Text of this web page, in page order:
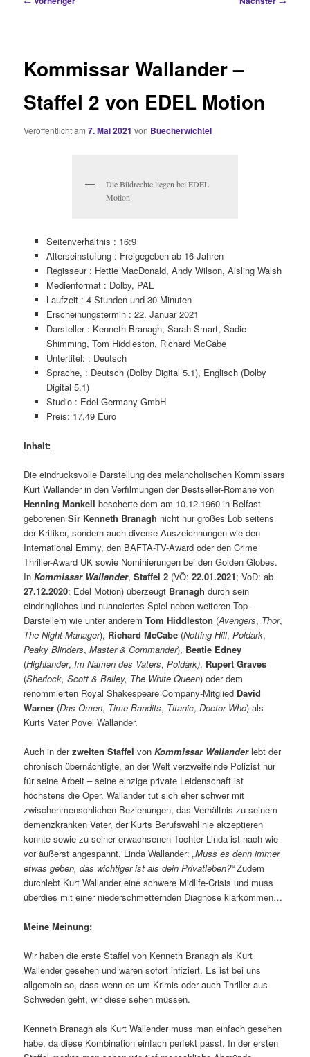
Kommissar Wallander –
Staffel 2 von EDEL Motion
Veröffentlicht am7. Mai 2021 von Buecherwichtel
Die Bildrechte liegen bei EDEL
Motion
Seitenverhältnis : 16:9
Alterseinstufung : Freigegeben ab 16 Jahren
Regisseur : Hettie MacDonald, Andy Wilson, Aisling Walsh
Medienformat : Dolby, PAL
Laufzeit : 4 Stunden und 30 Minuten
Erscheinungstermin : 22. Januar 2021
Darsteller : Kenneth Branagh, Sarah Smart, Sadie
Shimming, Tom Hiddleston, Richard McCabe
Untertitel: : Deutsch
Sprache, : Deutsch (Dolby Digital 5.1), Englisch (Dolby
Digital 5.1)
Studio : Edel Germany GmbH
Preis: 17,49 Euro
Inhalt:
Die eindrucksvolle Darstellung des melancholischen Kommissars
Kurt Wallander in den Verfilmungen der Bestseller-Romane von
Henning Mankell bescherte dem am 10.12.1960 in Belfast
geborenenSir Kenneth Branagh nicht nur großes Lob seitens
der Kritiker, sondern auch diverse Auszeichnungen wie den
International Emmy, den BAFTA-TV-Award oder den Crime
Thriller-Award UK sowie Nominierungen bei den Golden Globes.
InKommissar Wallander,Staffel 2 (VÖ:22.01.2021; VoD: ab
27.12.2020; Edel Motion) überzeugt Branaghdurch sein
eindringliches und nuanciertes Spiel neben weiteren Top-
Darstellern wie unter anderemTom Hiddleston (Avengers, Thor,
The Night Manager), Richard McCabe (Notting Hill,Poldark,
Peaky Blinders,Master & Commander), Beatie Edney
(Highlander, Im Namen des Vaters,Poldark), Rupert Graves
(Sherlock, Scott & Bailey, The White Queen) oder dem
renommierten Royal Shakespeare Company-Mitglied David
Warner (Das Omen, Time Bandits, Titanic,Doctor Who) als
Kurts Vater Povel Wallander.
Auch in derzweiten Staffel vonKommissar Wallanderlebt der
chronisch übernächtigte, an der Welt verzweifelnde Polizist nur
für seine Arbeit – seine einzige private Leidenschaft ist
höchstens die Oper. Wallander tut sich eher schwer mit
zwischenmenschlichen Beziehungen, das Verhältnis zu seinem
demenzkranken Vater, der Kurts Berufswahl nie akzeptieren
konnte sowie zu seiner erwachsenen Tochter Linda ist nach wie
vor äußerst angespannt. Linda Wallander:„Muss es denn immer
etwas geben, das wichtiger ist als dein Privatleben?“Zudem
durchlebt Kurt Wallander eine schwere Midlife-Crisis und muss
überdies mit einer niederschmetternden Diagnose klarkommen…
Meine Meinung:
Wir haben die erste Staffel von Kenneth Branagh als Kurt
Wallender gesehen und waren sofort infiziert. Es ist bei uns
allgemein so, dass wenn es um Krimis oder auch Thriller aus
Schweden geht, wir diese sehen müssen.
Kenneth Branagh als Kurt Wallender muss man einfach gesehen
habe, da diese Kombination einfach perfekt passt. In der ersten